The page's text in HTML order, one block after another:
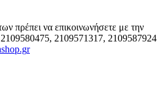
πρέπει να επικοινωνήσετε με την
2109580475, 2109571317, 2109587924
r